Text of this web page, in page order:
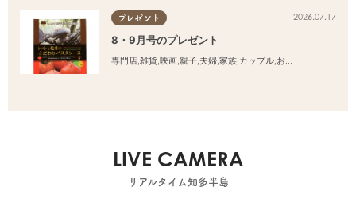
プレゼント 2026.07.17
8・9月号のプレゼント
専門店,雑貨,映画,親子,夫婦,家族,カップル,おひとりさま
LIVE CAMERA
リアルタイム知多半島